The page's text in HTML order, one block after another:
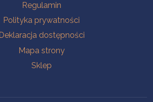
Regulamin
Polityka prywatności
Deklaracja dostępności
Mapa strony
Sklep